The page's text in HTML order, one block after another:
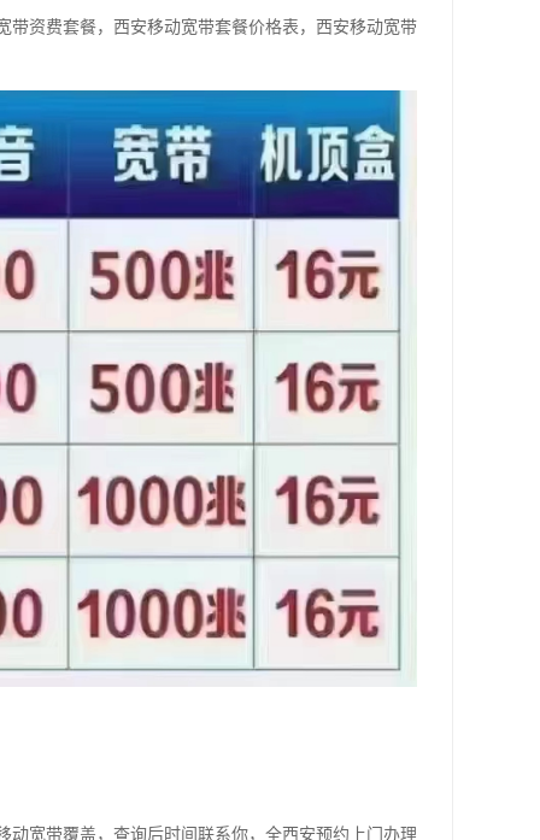
资费套餐，西安移动宽带套餐价格表，西安移动宽带
宽带覆盖，查询后时间联系你，全西安预约上门办理